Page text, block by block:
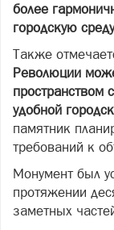
более
городскую
Также
Революции
пространством
удобной
памятник
требований к
Монумент был
протяжении
заметных